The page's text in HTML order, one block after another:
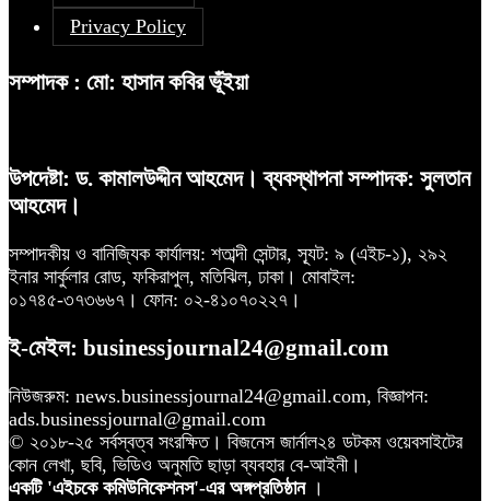
Privacy Policy
সম্পাদক : মো: হাসান কবির ভূঁইয়া
উপদেষ্টা: ড. কামালউদ্দীন আহমেদ। ব্যবস্থাপনা সম্পাদক: সুলতান
আহমেদ।
সম্পাদকীয় ও বানিজ্যিক কার্যালয়: শতাব্দী সেন্টার, স্যূট: ৯ (এইচ-১), ২৯২
ইনার সার্কুলার রোড, ফকিরাপুল, মতিঝিল, ঢাকা। মোবাইল:
০১৭৪৫-৩৭৩৬৬৭। ফোন: ০২-৪১০৭০২২৭।
ই-মেইল: businessjournal24@gmail.com
নিউজরুম: news.businessjournal24@gmail.com, বিজ্ঞাপন:
ads.businessjournal@gmail.com
© ২০১৮-২৫ সর্বস্বত্ব সংরক্ষিত। বিজনেস জার্নাল২৪ ডটকম ওয়েবসাইটের
কোন লেখা, ছবি, ভিডিও অনুমতি ছাড়া ব্যবহার বে-আইনী।
একটি 'এইচকে কমিউনিকেশনস'-এর অঙ্গপ্রতিষ্ঠান ।